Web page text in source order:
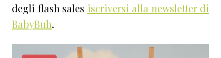
degli flash sales iscriversi alla newsletter di
BabyBuh.